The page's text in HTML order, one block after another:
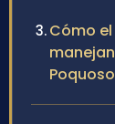
Cómo